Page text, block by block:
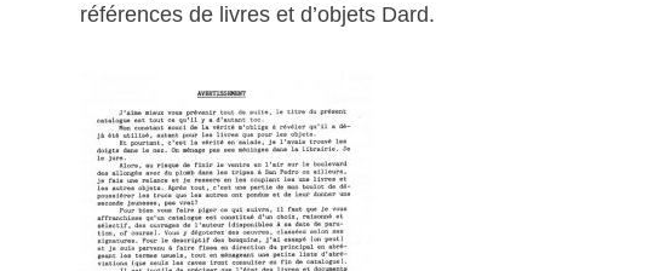
références de livres et d’objets Dard.